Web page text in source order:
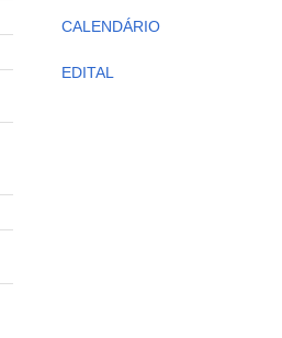
CALENDÁRIO
EDITAL